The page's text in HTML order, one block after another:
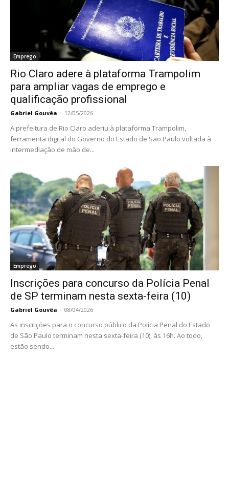
Emprego
Rio Claro adere à plataforma Trampolim
para ampliar vagas de emprego e
qualificação profissional
Gabriel Gouvêa - 12/05/2026
A prefeitura de Rio Claro aderiu à plataforma Trampolim,
ferramenta digital do Governo do Estado de São Paulo voltada à
intermediação de mão de...
Emprego
Inscrições para concurso da Polícia Penal
de SP terminam nesta sexta-feira (10)
Gabriel Gouvêa - 08/04/2026
As inscrições para o concurso público da Polícia Penal do Estado
de São Paulo terminam nesta sexta-feira (10), às 16h. Ao todo,
estão sendo...